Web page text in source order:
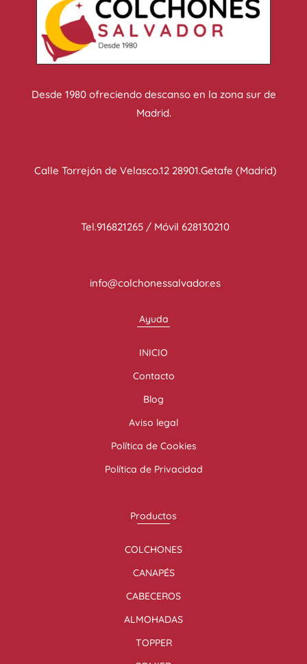
Desde 1980 ofreciendo descanso en la zona sur de
Madrid.
Calle Torrejón de Velasco.12 28901.Getafe (Madrid)
Tel.916821265 / Móvil 628130210
info@colchonessalvador.es
Ayuda
INICIO
Contacto
Blog
Aviso legal
Política de Cookies
Política de Privacidad
Productos
COLCHONES
CANAPÉS
CABECEROS
ALMOHADAS
TOPPER